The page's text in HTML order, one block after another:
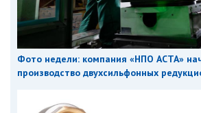
Фото недели: компания «НПО АСТА»
производство двухсильфонных